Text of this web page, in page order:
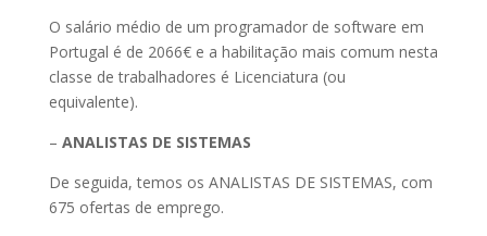
O salário médio de um programador de software em
Portugal é de 2066€ e a habilitação mais comum nesta
classe de trabalhadores é Licenciatura (ou
equivalente).
– ANALISTAS DE SISTEMAS
De seguida, temos os ANALISTAS DE SISTEMAS, com
675 ofertas de emprego.